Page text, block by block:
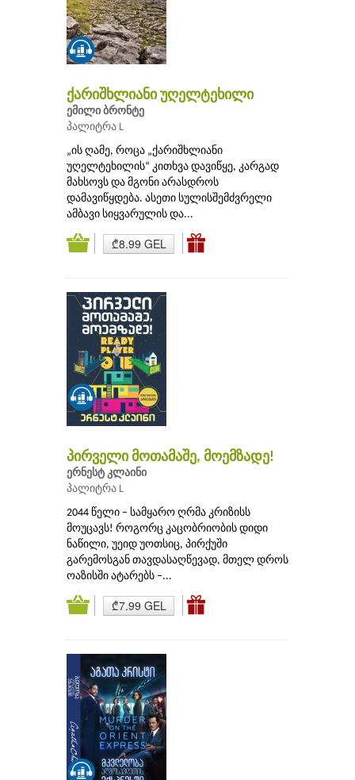
ქარიშხლიანი უღელტეხილი
ემილი ბრონტე
პალიტრა L
„ის ღამე, როცა „ქარიშხლიანი
უღელტეხილის“ კითხვა დავიწყე, კარგად
მახსოვს და მგონი არასდროს
დამავიწყდება. ასეთი სულისშემძვრელი
ამბავი სიყვარულის და...
₾8.99 GEL
პირველი მოთამაშე, მოემზადე!
ერნესტ კლაინი
პალიტრა L
2044 წელი – სამყარო ღრმა კრიზისს
მოუცავს! როგორც კაცობრიობის დიდი
ნაწილი, უეიდ უოთსიც, პირქუში
გარემოსგან თავდასაღწევად, მთელ დროს
ოაზისში ატარებს –...
₾7.99 GEL